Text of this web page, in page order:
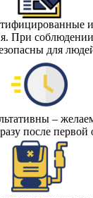
При
для
–
после первой